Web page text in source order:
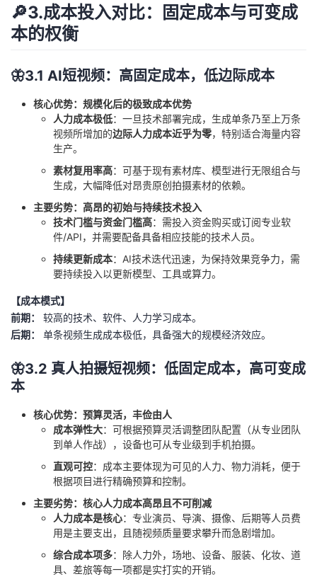
🔎3.成本投入对比：固定成本与可变成
本的权衡
🦋3.1 AI短视频：高固定成本，低边际成本
核心优势：规模化后的极致成本优势
人力成本极低：一旦技术部署完成，生成单条乃至上万条
视频所增加的边际人力成本近乎为零，特别适合海量内容
生产。
素材复用率高：可基于现有素材库、模型进行无限组合与
生成，大幅降低对昂贵原创拍摄素材的依赖。
主要劣势：高昂的初始与持续技术投入
技术门槛与资金门槛高：需投入资金购买或订阅专业软
件/API，并需要配备具备相应技能的技术人员。
持续更新成本：AI技术迭代迅速，为保持效果竞争力，需
要持续投入以更新模型、工具或算力。
【成本模式】
前期：
较高的技术、软件、人力学习成本。
后期：
单条视频生成成本极低，具备强大的规模经济效应。
🦋3.2 真人拍摄短视频：低固定成本，高可变成
本
核心优势：预算灵活，丰俭由人
成本弹性大：可根据预算灵活调整团队配置（从专业团队
到单人作战），设备也可从专业级到手机拍摄。
直观可控：成本主要体现为可见的人力、物力消耗，便于
根据项目进行精确预算和控制。
主要劣势：核心人力成本高昂且不可削减
人力成本是核心：专业演员、导演、摄像、后期等人员费
用是主要支出，且随视频质量要求攀升而急剧增加。
综合成本项多：除人力外，场地、设备、服装、化妆、道
具、差旅等每一项都是实打实的开销。